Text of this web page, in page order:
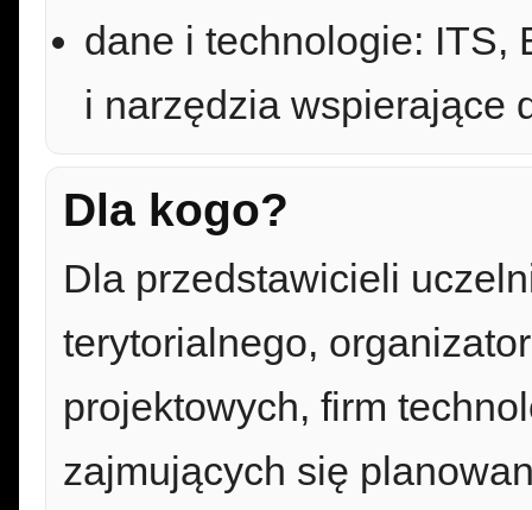
dane i technologie: ITS,
i narzędzia wspierające
Dla kogo?
Dla przedstawicieli
terytorialnego,
projektowych, firm
zajmujących się